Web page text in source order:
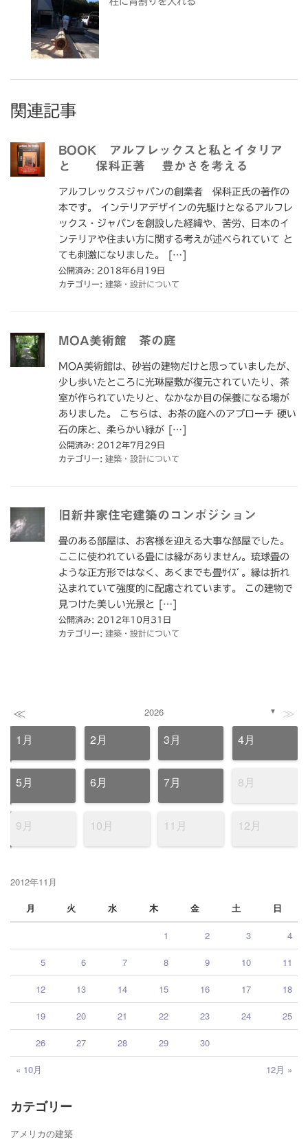
関連記事
BOOK アルフレックスと私とイタリア
と 保科正著 豊かさを考える
アルフレックスジャパンの創業者 保科正氏の著作の
本です。 インテリアデザインの先駆けとなるアルフレ
ックス・ジャパンを創設した経緯や、苦労、日本のイ
ンテリアや住まい方に関する考えが述べられていて と
ても刺激になりました。 […]
公開済み: 2018年6月19日
カテゴリー: 建築・設計について
MOA美術館 茶の庭
MOA美術館は、砂岩の建物だけと思っていましたが、
少し歩いたところに光琳屋敷が復元されていたり、茶
室が作られていたりと、なかなか目の保養になる場が
ありました。 こちらは、お茶の庭へのアプローチ 硬い
石の床と、柔らかい緑が […]
公開済み: 2012年7月29日
カテゴリー: 建築・設計について
旧新井家住宅建築のコンポジション
畳のある部屋は、お客様を迎える大事な部屋でした。
ここに使われている畳には縁がありません。琉球畳の
ような正方形ではなく、あくまでも畳ｻｲｽﾞ。縁は折れ
込まれていて強度的に配慮されています。 この建物で
見つけた美しい光景と […]
公開済み: 2012年10月31日
カテゴリー: 建築・設計について
≪ 2026 ▼ ≫
1月 2月 3月 4月
5月 6月 7月 8月
9月 10月 11月 12月
2012年11月
月
火 水 木 金 土 日
« 10月 12月 »
1 2 3 4
5 6 7 8 9 10 11
12 13 14 15 16 17 18
19 20 21 22 23 24 25
26 27 28 29 30
カテゴリー
アメリカの建築